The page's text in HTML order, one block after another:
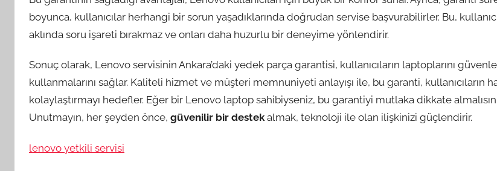
boyunca, kullanıcılar herhangi bir sorun yaşadıklarında doğrudan servise başvurabilirler. Bu,
aklında soru işareti bırakmaz ve onları daha huzurlu bir deneyime yönlendirir.
Sonuç olarak, Lenovo servisinin Ankara’daki yedek parça garantisi, kullanıcıların laptoplarını güvenle
kullanmalarını sağlar. Kaliteli hizmet ve müşteri memnuniyeti anlayışı ile, bu garanti, kullanıcıların
kolaylaştırmayı hedefler. Eğer bir Lenovo laptop sahibiyseniz, bu garantiyi mutlaka dikkate
Unutmayın, her şeyden önce, güvenilir bir destekalmak, teknoloji ile olan ilişkinizi güçlendirir.
lenovo yetkili servisi